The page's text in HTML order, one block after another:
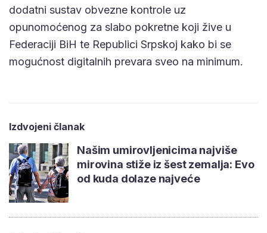
dodatni sustav obvezne kontrole uz
opunomoćenog za slabo pokretne koji žive u
Federaciji BiH te Republici Srpskoj kako bi se
mogućnost digitalnih prevara sveo na minimum.
Izdvojeni članak
Našim umirovljenicima najviše
mirovina stiže iz šest zemalja: Evo
od kuda dolaze najveće